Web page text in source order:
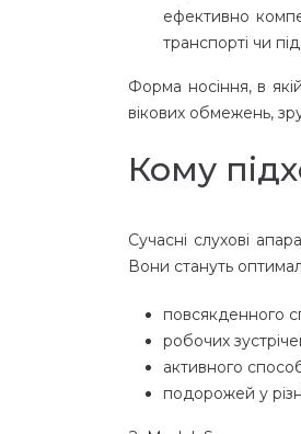
ефективно
транспорті чи
Форма носіння, в
вікових обмежень,
Кому
Сучасні слухові
Вони стануть
повсякденного
робочих
активного
подорожей у